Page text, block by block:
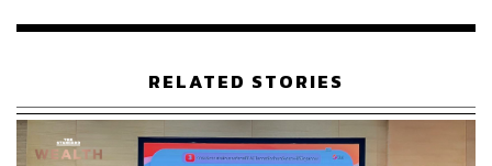
ใหญ่เหล่านี้มีน้ำหนักในดัชนีเพิ่มขึ้น ส่งผลให้ประเทศที่มี
ขนาดเล็กกว่าและผลตอบแทนในช่วงที่ผ่านมาไม่ได้โดดเด่น
เท่า อาทิ ตลาดหุ้นไทยจำเป็นต้องถูกเบียดและปรับลดน้ำหนัก
ลงโดยปริยาย
RELATED STORIES